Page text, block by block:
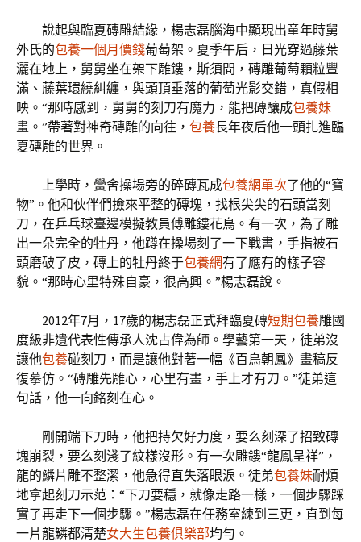
說起與臨夏磚雕結緣，楊志磊腦海中顯現出童年時舅
外氏的包養一個月價錢葡萄架。夏季午后，日光穿過藤葉
灑在地上，舅舅坐在架下雕鏤，斯須間，磚雕葡萄顆粒豐
滿、藤葉環繞糾纏，與頭頂垂落的葡萄光影交錯，真假相
映。“那時感到，舅舅的刻刀有魔力，能把磚釀成包養妹
畫。”帶著對神奇磚雕的向往， 包養長年夜后他一頭扎進臨
夏磚雕的世界。
上學時，黌舍操場旁的碎磚瓦成包養網單次了他的“寶
物”。他和伙伴們撿來平整的磚塊，找根尖尖的石頭當刻
刀，在乒乓球臺邊模擬教員傅雕鏤花鳥。有一次，為了雕
出一朵完全的牡丹，他蹲在操場刻了一下戰書，手指被石
頭磨破了皮，磚上的牡丹終于包養網有了應有的樣子容
貌。“那時心里特殊自豪，很高興。”楊志磊說。
2012年7月，17歲的楊志磊正式拜臨夏磚短期包養雕國
度級非遺代表性傳承人沈占偉為師。學藝第一天，徒弟沒
讓他包養碰刻刀，而是讓他對著一幅《百鳥朝鳳》畫稿反
復摹仿。“磚雕先雕心，心里有畫，手上才有刀。”徒弟這
句話，他一向銘刻在心。
剛開端下刀時，他把持欠好力度，要么刻深了招致磚
塊崩裂，要么刻淺了紋樣沒形。有一次雕鏤“龍鳳呈祥”，
龍的鱗片雕不整潔，他急得直失落眼淚。徒弟包養妹耐煩
地拿起刻刀示范：“下刀要穩，就像走路一樣，一個步驟踩
實了再走下一個步驟。”楊志磊在任務室練到三更，直到每
一片龍鱗都清楚女大生包養俱樂部均勻。